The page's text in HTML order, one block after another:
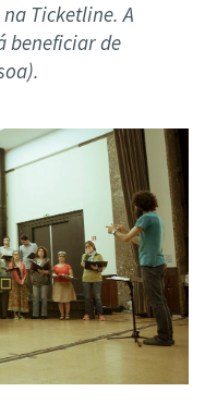
Ticketline. A
beneficiar de